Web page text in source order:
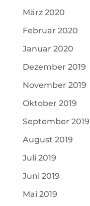
März 2020
Februar 2020
Januar 2020
Dezember 2019
November 2019
Oktober 2019
September 2019
August 2019
Juli 2019
Juni 2019
Mai 2019